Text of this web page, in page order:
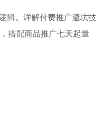
辑。详解付费推广避坑技
搭配商品推广七天起量